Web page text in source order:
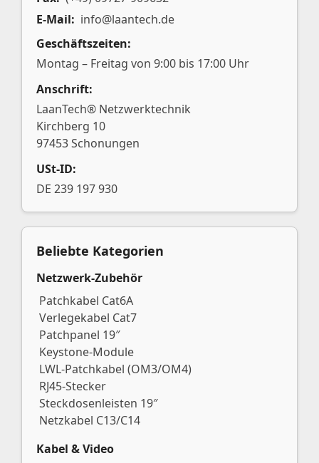
E-Mail: info@laantech.de
Geschäftszeiten:
Montag – Freitag von 9:00 bis 17:00 Uhr
Anschrift:
LaanTech® Netzwerktechnik
Kirchberg 10
97453 Schonungen
USt-ID:
DE 239 197 930
Beliebte Kategorien
Netzwerk-Zubehör
Patchkabel Cat6A
Verlegekabel Cat7
Patchpanel 19″
Keystone-Module
LWL-Patchkabel (OM3/OM4)
RJ45-Stecker
Steckdosenleisten 19″
Netzkabel C13/C14
Kabel & Video